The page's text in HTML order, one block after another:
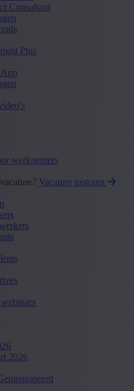
Consultant
Plus
werknemers
Vacature insturen
2026